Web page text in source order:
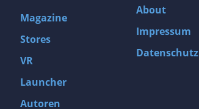
Magazine
Stores
VR
Launcher
Autoren
About
Impressum
Datenschutz